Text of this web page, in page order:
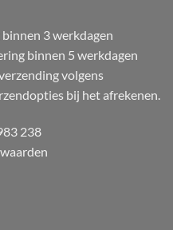
3 werkdagen
binnen 5 werkdagen
volgens
bij het afrekenen.
238